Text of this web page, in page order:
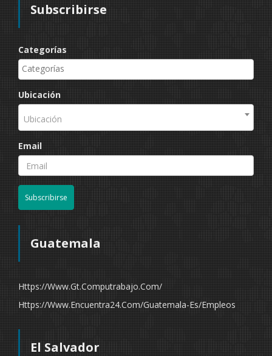
Subscribirse
Categorías
Ubicación
Ubicación
Email
Subscribirse
Guatemala
Https://www.gt.computrabajo.com/
Https://www.encuentra24.com/guatemala-Es/empleos
El Salvador